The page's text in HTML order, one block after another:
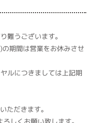
難うございます。
期間は営業をお休みさせ
ルにつきましては上記期
ただきます。